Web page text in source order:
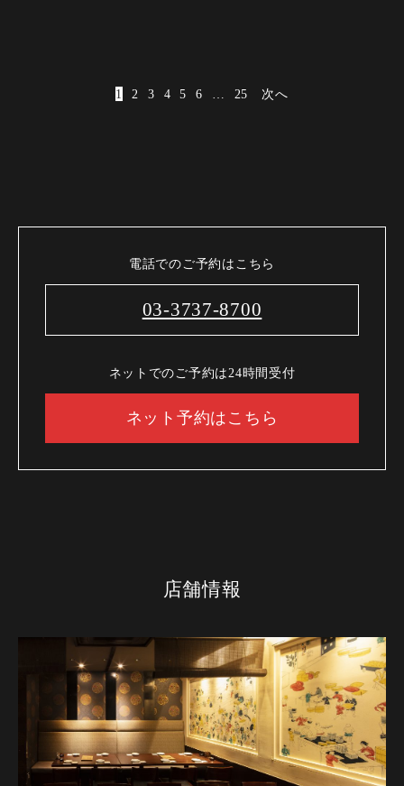
1 2 3 4 5 6 … 25 次へ
電話でのご予約はこちら
03-3737-8700
ネットでのご予約は24時間受付
ネット予約はこちら
店舗情報